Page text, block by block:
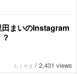
まいのInstagram
たくやま / 2,431 views